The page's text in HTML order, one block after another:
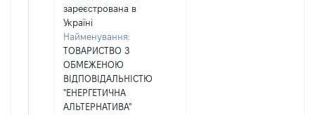
зареєстрована в
Україні
Найменування:
ТОВАРИСТВО З
ОБМЕЖЕНОЮ
ВІДПОВІДАЛЬНІСТЮ
"ЕНЕРГЕТИЧНА
АЛЬТЕРНАТИВА"